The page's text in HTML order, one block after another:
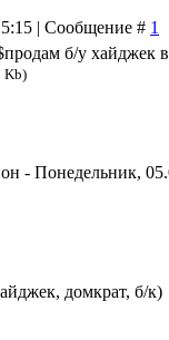
| Сообщение # 1
б/у хайджек
Kb)
- Понедельник,
домкрат, б/к)